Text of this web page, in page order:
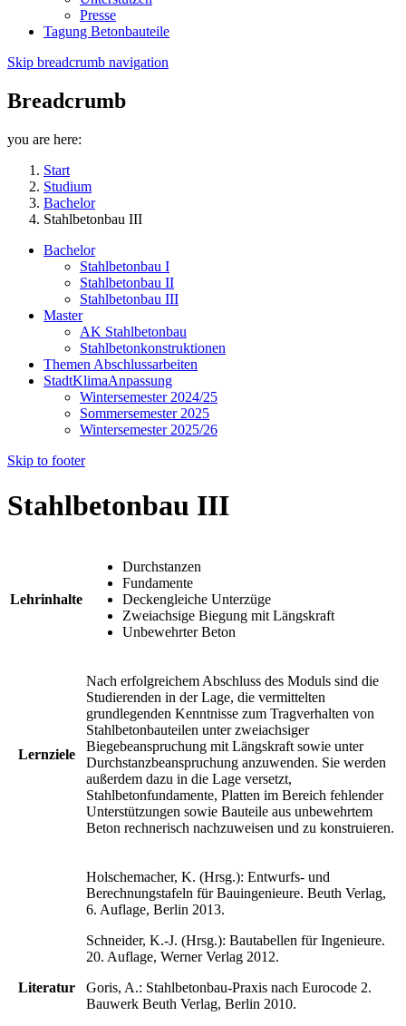
Presse
Tagung Betonbauteile
Skip breadcrumb navigation
Breadcrumb
you are here:
Start
Studium
Bachelor
Stahlbetonbau III
Bachelor
Stahlbetonbau I
Stahlbetonbau II
Stahlbetonbau III
Master
AK Stahlbetonbau
Stahlbetonkonstruktionen
Themen Abschlussarbeiten
StadtKlimaAnpassung
Wintersemester 2024/25
Sommersemester 2025
Wintersemester 2025/26
Skip to footer
Stahlbetonbau III
Lehrinhalte
Durchstanzen
Fundamente
Deckengleiche Unterzüge
Zweiachsige Biegung mit Längskraft
Unbewehrter Beton
Lernziele
Nach erfolgreichem Abschluss des Moduls sind die
Studierenden in der Lage, die vermittelten
grundlegenden Kenntnisse zum Tragverhalten von
Stahlbetonbauteilen unter zweiachsiger
Biegebeanspruchung mit Längskraft sowie unter
Durchstanzbeanspruchung anzuwenden. Sie werden
außerdem dazu in die Lage versetzt,
Stahlbetonfundamente, Platten im Bereich fehlender
Unterstützungen sowie Bauteile aus unbewehrtem
Beton rechnerisch nachzuweisen und zu konstruieren.
Literatur
Holschemacher, K. (Hrsg.): Entwurfs- und
Berechnungstafeln für Bauingenieure. Beuth Verlag,
6. Auflage, Berlin 2013.
Schneider, K.-J. (Hrsg.): Bautabellen für Ingenieure.
20. Auflage, Werner Verlag 2012.
Goris, A.: Stahlbetonbau-Praxis nach Eurocode 2.
Bauwerk Beuth Verlag, Berlin 2010.